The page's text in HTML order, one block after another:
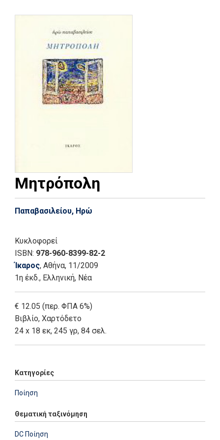
Μητρόπολη
Παπαβασιλείου, Ηρώ
Κυκλοφορεί
ISBN: 978-960-8399-82-2
Ίκαρος, Αθήνα, 11/2009
1η έκδ., Ελληνική, Νέα
€ 12.05 (περ. ΦΠΑ 6%)
Βιβλίο, Χαρτόδετο
24 x 18 εκ, 245 γρ, 84 σελ.
Κατηγορίες
Ποίηση
Θεματική ταξινόμηση
DC Ποίηση